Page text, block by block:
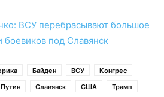
ВСУ перебрасывают большое
боевиков под Славянск
Байден ВСУ
Конгрес
Путин Славянск США Трамп